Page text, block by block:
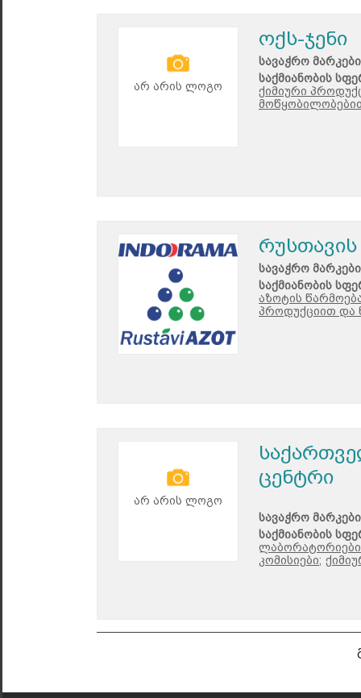
არ არის ლოგო
ოქს-ჯენი
სავაჭრო
საქმიანობის
ქიმიური
სავაჭრო
საქმიანობის
აზოტის
პროდუქციით და
არ არის ლოგო
ცენტრი
სავაჭრო
საქმიანობის
კომისიები;